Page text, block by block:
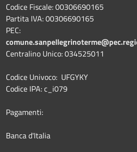
Codice Fiscale: 00306690165
Partita IVA: 00306690165
PEC:
Centralino Unico: 034525011
Codice Univoco: UFGYKY
Codice IPA: c_i079
Pagamenti:
Banca d'Italia